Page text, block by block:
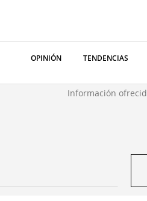
OPINIÓN TENDENCIAS
Información